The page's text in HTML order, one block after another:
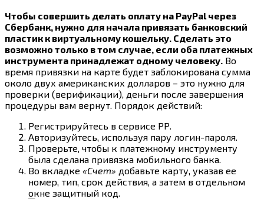
Чтобы совершить делать оплату на PayPal через
Сбербанк, нужно для начала привязать банковский
пластик к виртуальному кошельку. Сделать это
возможно только в том случае, если оба платежных
инструмента принадлежат одному человеку. Во
время привязки на карте будет заблокирована сумма
около двух американских долларов – это нужно для
проверки (верификации), деньги после завершения
процедуры вам вернут. Порядок действий:
Регистрируйтесь в сервисе РР.
Авторизуйтесь, используя пару логин-пароля.
Проверьте, чтобы к платежному инструменту
была сделана привязка мобильного банка.
Во вкладке «Счет» добавьте карту, указав ее
номер, тип, срок действия, а затем в отдельном
окне защитный код.